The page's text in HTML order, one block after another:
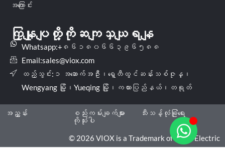
အကြောင်း
ကြှနျုပျတို့ကိုဆကျသှယျရနျ
Whatsapp:+၈၆၁၈၀၆၆၃၉၆၅၈၈
Email:sales@viox.com
ထည့်သွင်း:၁ အဆောက်အဦး၊ရှေ့တီထွင်ဆန်းသစ်ဇုန္၊
Wengyang မြို့၊Yueqing မြို့၊ကယားပြည်နယ်၊တရုတ်
အညွှန်း
စည်းကမ်းချက်များ
ကိုသုံးပါ
သီးသန့်လုံခြုံရေး
© 2026 VIOX is a Trademark of VIOX Electric